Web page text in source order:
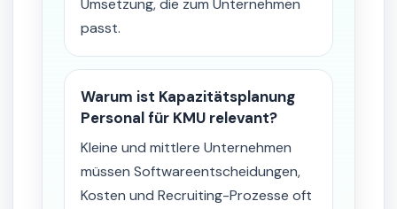
Umsetzung, die zum Unternehmen
passt.
Warum ist Kapazitätsplanung
Personal für KMU relevant?
Kleine und mittlere Unternehmen
müssen Softwareentscheidungen,
Kosten und Recruiting-Prozesse oft